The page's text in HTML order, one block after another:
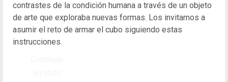
contrastes de la condición humana a través de un objeto
de arte que exploraba nuevas formas. Los invitamos a
asumir el reto de armar el cubo siguiendo estas
instrucciones.